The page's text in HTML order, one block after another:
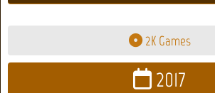
2K Games
2017